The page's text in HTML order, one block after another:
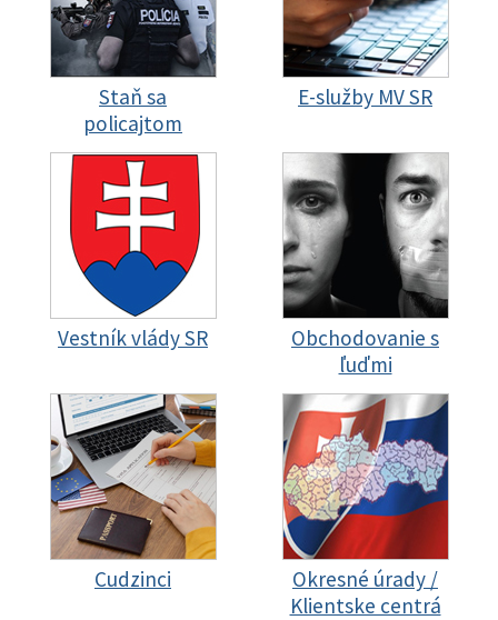
Staň sa
policajtom
E-služby MV SR
Vestník vlády SR
Obchodovanie s
ľuďmi
Cudzinci
Okresné úrady /
Klientske centrá